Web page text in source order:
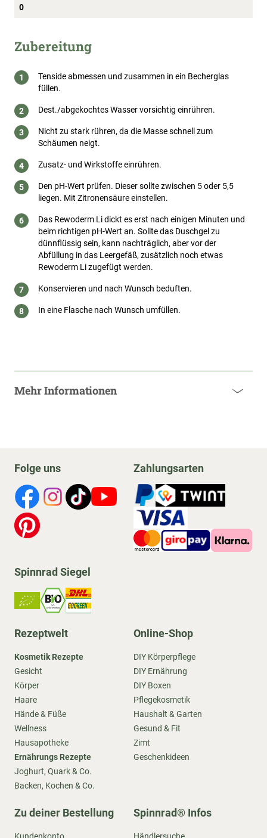
0
Zubereitung
Tenside abmessen und zusammen in ein Becherglas
füllen.
Dest./abgekochtes Wasser vorsichtig einrühren.
Nicht zu stark rühren, da die Masse schnell zum
Schäumen neigt.
Zusatz- und Wirkstoffe einrühren.
Den pH-Wert prüfen. Dieser sollte zwischen 5 oder 5,5
liegen. Mit Zitronensäure einstellen.
Das Rewoderm Li dickt es erst nach einigen Minuten und
beim richtigen pH-Wert an. Sollte das Duschgel zu
dünnflüssig sein, kann nachträglich, aber vor der
Abfüllung in das Leergefäß, zusätzlich noch etwas
Rewoderm Li zugefügt werden.
Konservieren und nach Wunsch beduften.
In eine Flasche nach Wunsch umfüllen.
Mehr Informationen
Folge uns Zahlungsarten
Spinnrad Siegel
Rezeptwelt
Kosmetik Rezepte
Gesicht
Körper
Haare
Hände & Füße
Wellness
Hausapotheke
Ernährungs Rezepte
Joghurt, Quark & Co.
Backen, Kochen & Co.
Online-Shop
DIY Körperpflege
DIY Ernährung
DIY Boxen
Pflegekosmetik
Haushalt & Garten
Gesund & Fit
Zimt
Geschenkideen
Zu deiner Bestellung Spinnrad® Infos